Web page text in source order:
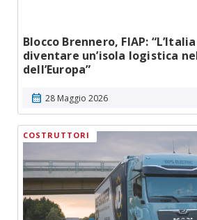
Blocco Brennero, FIAP:
diventare un’isola logistica
dell’Europa”
calendar_month 28 Maggio 2026
COSTRUTTORI